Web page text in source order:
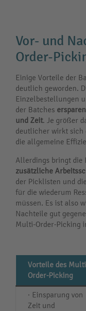
Vor- und
Order-
Einige Vorteile der
deutlich geworden.
Einzelbestellungen
der Batches
und Zeit. Je größer
deutlicher wirkt sich
die allgemeine
Allerdings bringt die
zusätzliche
der Picklisten und
für die wiederum
müssen. Es ist also
Nachteile gut
Multi-Order-Picking
Vorteile des
Order-Picking
· Einsparung von
Zeit und